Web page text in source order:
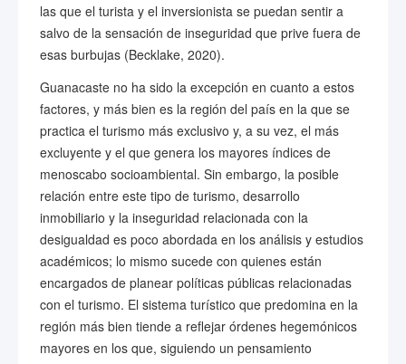
las que el turista y el inversionista se puedan sentir a
salvo de la sensación de inseguridad que prive fuera de
esas burbujas (Becklake, 2020).
Guanacaste no ha sido la excepción en cuanto a estos
factores, y más bien es la región del país en la que se
practica el turismo más exclusivo y, a su vez, el más
excluyente y el que genera los mayores índices de
menoscabo socioambiental. Sin embargo, la posible
relación entre este tipo de turismo, desarrollo
inmobiliario y la inseguridad relacionada con la
desigualdad es poco abordada en los análisis y estudios
académicos; lo mismo sucede con quienes están
encargados de planear políticas públicas relacionadas
con el turismo. El sistema turístico que predomina en la
región más bien tiende a reflejar órdenes hegemónicos
mayores en los que, siguiendo un pensamiento